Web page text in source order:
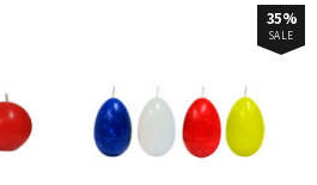
35%
SALE